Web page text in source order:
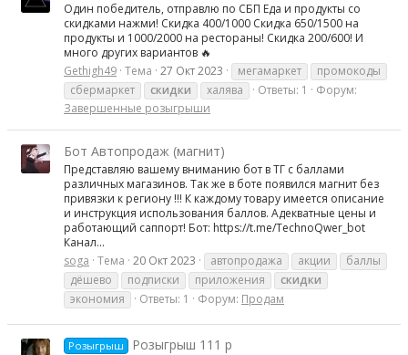
Один победитель, отправлю по СБП Еда и продукты со
скидками нажми! Скидка 400/1000 Скидка 650/1500 на
продукты и 1000/2000 на рестораны! Скидка 200/600! И
много других вариантов 🔥
Gethigh49 Тема 27 Окт 2023 мегамаркет
промокоды
сбермаркет
скидки халява Ответы: 1
Форум:
Завершенные розыгрыши
Бот Автопродаж (магнит)
Представляю вашему вниманию бот в ТГ c баллами
различных магазинов. Так же в боте появился магнит без
привязки к региону !!! К каждому товару имеется описание
и инструкция использования баллов. Адекватные цены и
работающий саппорт! Бот: https://t.me/TechnoQwer_bot
Канал...
soga Тема 20 Окт 2023 автопродажа акции
баллы
дёшево
подписки приложения
скидки
экономия
Ответы: 1 Форум: Продам
Розыгрыш Розыгрыш 111 р